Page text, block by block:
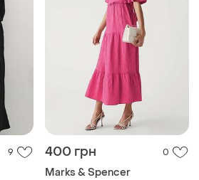
9 400 грн 0
Marks & Spencer